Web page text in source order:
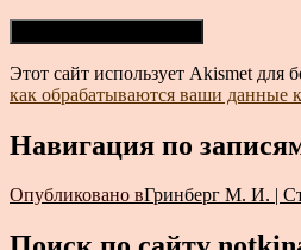
Этот сайт использует Akismet для
как обрабатываются ваши данные
Навигация по
Опубликовано вГринберг М. И. |